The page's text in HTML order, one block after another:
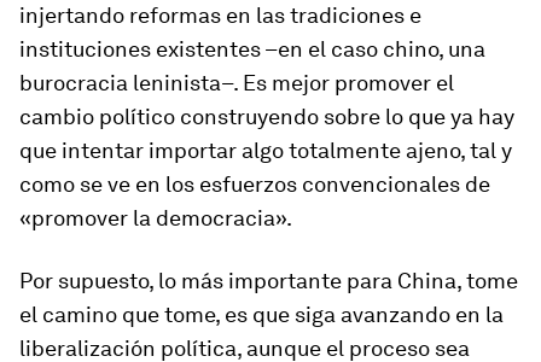
injertando reformas en las tradiciones e
instituciones existentes –en el caso chino, una
burocracia leninista–. Es mejor promover el
cambio político construyendo sobre lo que ya hay
que intentar importar algo totalmente ajeno, tal y
como se ve en los esfuerzos convencionales de
«promover la democracia».
Por supuesto, lo más importante para China, tome
el camino que tome, es que siga avanzando en la
liberalización política, aunque el proceso sea